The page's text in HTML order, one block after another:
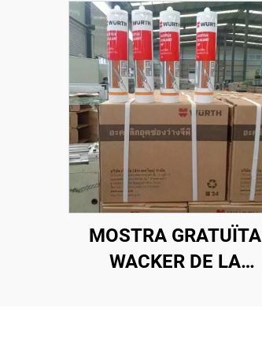
MOSTRA GRATUÏTA
WACKER DE LA